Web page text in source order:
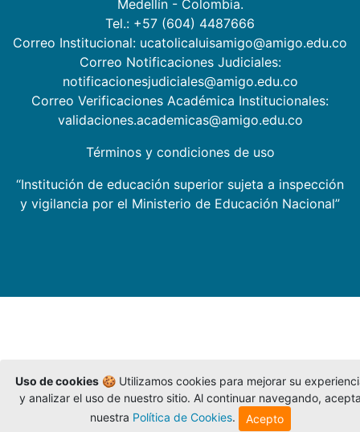
Medellín - Colombia.
Tel.: +57 (604) 4487666
Correo Institucional: ucatolicaluisamigo@amigo.edu.co
Correo Notificaciones Judiciales:
notificacionesjudiciales@amigo.edu.co
Correo Verificaciones Académica Institucionales:
validaciones.academicas@amigo.edu.co
Términos y condiciones de uso
“Institución de educación superior sujeta a inspección
y vigilancia por el Ministerio de Educación Nacional”
Uso de cookies 🍪 Utilizamos cookies para mejorar su
y analizar el uso de nuestro sitio. Al continuar navegando,
nuestra Política de Cookies. Acepto